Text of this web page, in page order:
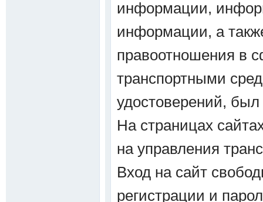
информации,
информации, а
правоотношения в
транспортными
удостоверений,
На страницах
на управления
Вход на сайт
регистрации и